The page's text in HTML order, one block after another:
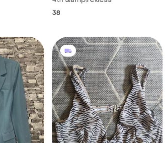
38